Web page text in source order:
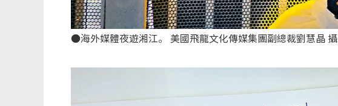
●海外媒體夜遊湘江。 美國飛龍文化傳媒集團副總裁劉慧晶 攝